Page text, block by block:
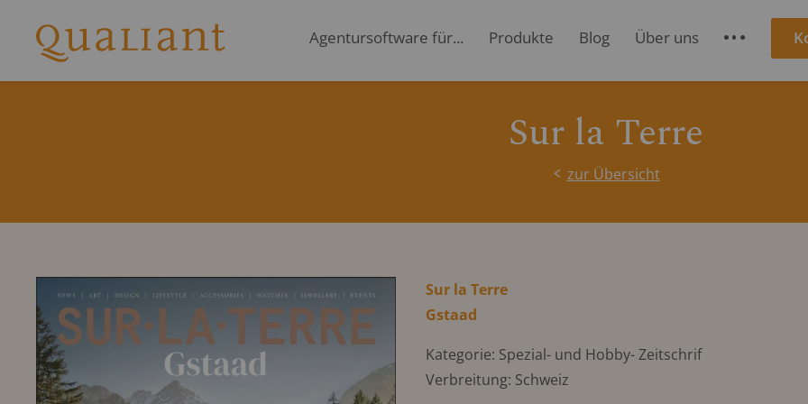
Agentursoftware für... Produkte Blog Über uns S
Sur la Terre
zur Übersicht
Sur la Terre
Gstaad
Kategorie: Spezial- und Hobby- Zeitschrif
Verbreitung: Schweiz